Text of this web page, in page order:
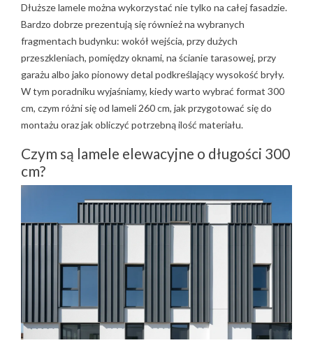
lamele?
12.1. Dom nowoczesny
12.2. Nowoczesna stodoła
12.3. Minimalistyczna elewacja
12.4. Modernizacja starszego budynku
13. Gdzie najlepiej umieścić lamele elewacyjne?
14. Jakich błędów unikać przy wyborze i montażu lameli
300 cm?
14.1. Brak dokładnego pomiaru
14.2. Wybór długości bez porównania zużycia
14.4. Montaż bez wyznaczenia pionu
14.6. Przypadkowe rozmieszczenie wzorów i odcieni
15. Czy warto wybrać lamele elewacyjne o długości 300
16.1. Czy lamel elewacyjny 300 cm można skrócić?
Dłuższe lamele można wykorzystać nie tylko na całej fasadzie.
Bardzo dobrze prezentują się również na wybranych
fragmentach budynku: wokół wejścia, przy dużych
przeszkleniach, pomiędzy oknami, na ścianie tarasowej, przy
garażu albo jako pionowy detal podkreślający wysokość bryły.
W tym poradniku wyjaśniamy, kiedy warto wybrać format 300
cm, czym różni się od lameli 260 cm, jak przygotować się do
montażu oraz jak obliczyć potrzebną ilość materiału.
Czym są lamele elewacyjne o długości 300
cm?